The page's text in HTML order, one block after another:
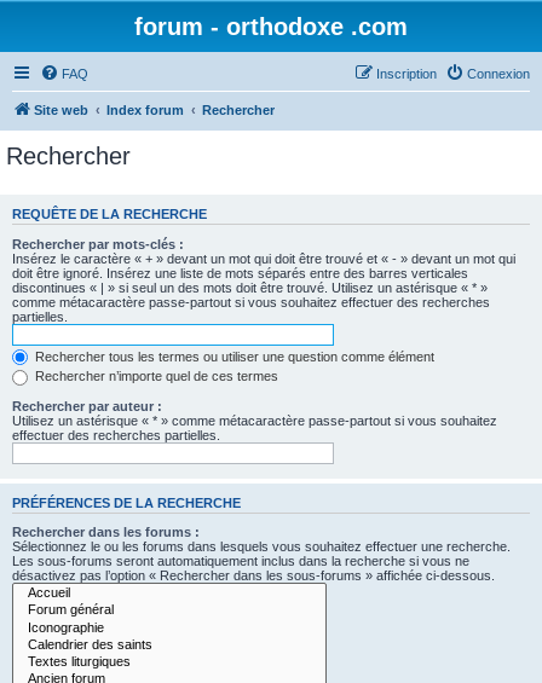
forum - orthodoxe .com
FAQ Connexion
Inscription
Site web Index forum Rechercher
Rechercher
REQUÊTE DE LA RECHERCHE
Rechercher par mots-clés :
Insérez le caractère « + » devant un mot qui doit être trouvé et « - » devant un mot qui
doit être ignoré. Insérez une liste de mots séparés entre des barres verticales
discontinues « | » si seul un des mots doit être trouvé. Utilisez un astérisque « * »
comme métacaractère passe-partout si vous souhaitez effectuer des recherches
partielles.
Rechercher tous les termes ou utiliser une question comme élément
Rechercher n’importe quel de ces termes
Rechercher par auteur :
Utilisez un astérisque « * » comme métacaractère passe-partout si vous souhaitez
effectuer des recherches partielles.
PRÉFÉRENCES DE LA RECHERCHE
Rechercher dans les forums :
Sélectionnez le ou les forums dans lesquels vous souhaitez effectuer une recherche.
Les sous-forums seront automatiquement inclus dans la recherche si vous ne
désactivez pas l’option « Rechercher dans les sous-forums » affichée ci-dessous.